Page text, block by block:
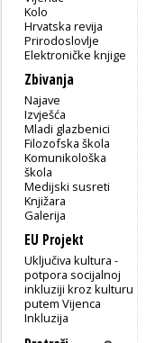
Kolo
Hrvatska revija
Prirodoslovlje
Elektroničke knjige
Zbivanja
Najave
Izvješća
Mladi glazbenici
Filozofska škola
Komunikološka
škola
Medijski susreti
Knjižara
Galerija
EU Projekt
Uključiva kultura -
potpora socijalnoj
inkluziji kroz kulturu
putem Vijenca
Inkluzija